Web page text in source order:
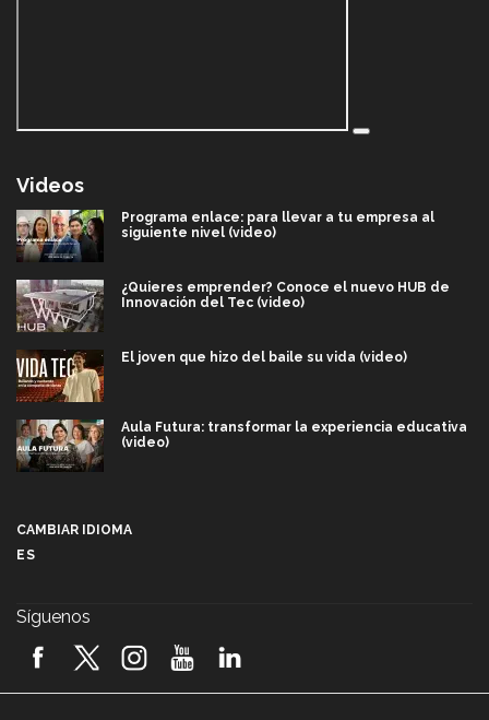
Videos
Programa enlace: para llevar a tu empresa al
siguiente nivel (video)
¿Quieres emprender? Conoce el nuevo HUB de
Innovación del Tec (video)
El joven que hizo del baile su vida (video)
Aula Futura: transformar la experiencia educativa
(video)
2026! (video)
CAMBIAR IDIOMA
ES
Síguenos